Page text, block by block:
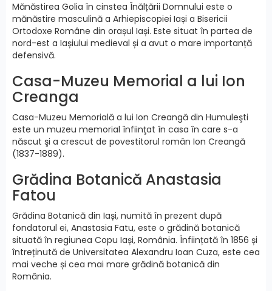
Mănăstirea Golia în cinstea Înălțării Domnului este o
mănăstire masculină a Arhiepiscopiei Iași a Bisericii
Ortodoxe Române din orașul Iași. Este situat în partea de
nord-est a Iașiului medieval și a avut o mare importanță
defensivă.
Casa-Muzeu Memorial a lui Ion
Creanga
Casa-Muzeu Memorială a lui Ion Creangă din Humuleşti
este un muzeu memorial înfiinţat în casa în care s-a
născut şi a crescut de povestitorul român Ion Creangă
(1837-1889).
Grădina Botanică Anastasia
Fatou
Grădina Botanică din Iași, numită în prezent după
fondatorul ei, Anastasia Fatu, este o grădină botanică
situată în regiunea Copu Iași, România. Înființată în 1856 și
întreținută de Universitatea Alexandru Ioan Cuza, este cea
mai veche și cea mai mare grădină botanică din
România.